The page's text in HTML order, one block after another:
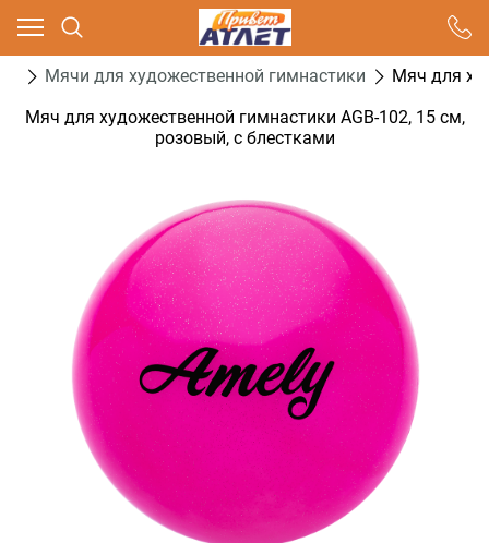
Мячи для художественной гимнастики
Мяч для
Мяч для художественной гимнастики AGB-102, 15 см,
розовый, с блестками
Ваш город - Москва,
угадали?
ДА НЕТ